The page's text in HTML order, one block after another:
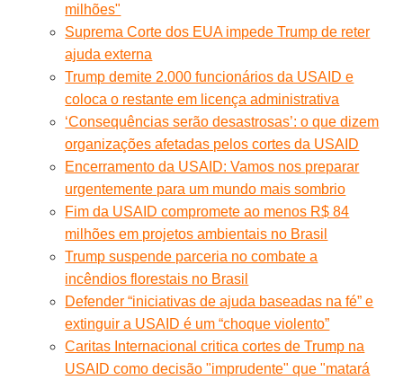
milhões"
Suprema Corte dos EUA impede Trump de reter
ajuda externa
Trump demite 2.000 funcionários da USAID e
coloca o restante em licença administrativa
‘Consequências serão desastrosas’: o que dizem
organizações afetadas pelos cortes da USAID
Encerramento da USAID: Vamos nos preparar
urgentemente para um mundo mais sombrio
Fim da USAID compromete ao menos R$ 84
milhões em projetos ambientais no Brasil
Trump suspende parceria no combate a
incêndios florestais no Brasil
Defender “iniciativas de ajuda baseadas na fé” e
extinguir a USAID é um “choque violento”
Caritas Internacional critica cortes de Trump na
USAID como decisão "imprudente" que "matará